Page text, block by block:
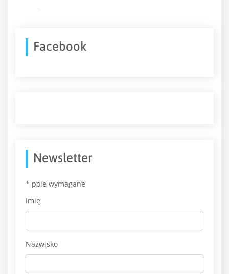
Facebook
Newsletter
* pole wymagane
Imię
Nazwisko